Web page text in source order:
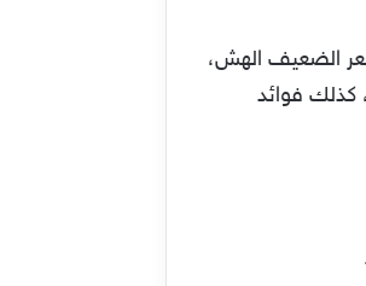
الضعيف الهش،
كذلك فوائد